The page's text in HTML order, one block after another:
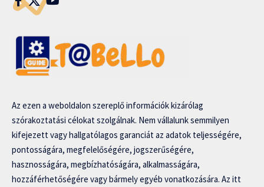
Az ezen a weboldalon szereplő információk kizárólag
szórakoztatási célokat szolgálnak. Nem vállalunk semmilyen
kifejezett vagy hallgatólagos garanciát az adatok teljességére,
pontosságára, megfelelőségére, jogszerűségére,
hasznosságára, megbízhatóságára, alkalmasságára,
hozzáférhetőségére vagy bármely egyéb vonatkozására. Az itt